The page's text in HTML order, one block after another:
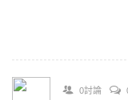
0討論